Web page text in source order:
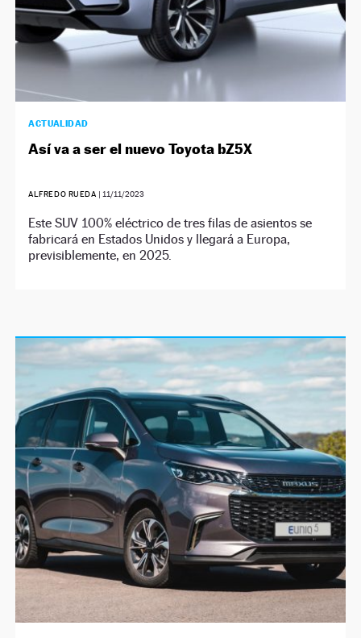
ACTUALIDAD
Así va a ser el nuevo Toyota bZ5X
ALFREDO RUEDA | 11/11/2023
Este SUV 100% eléctrico de tres filas de asientos se
fabricará en Estados Unidos y llegará a Europa,
previsiblemente, en 2025.